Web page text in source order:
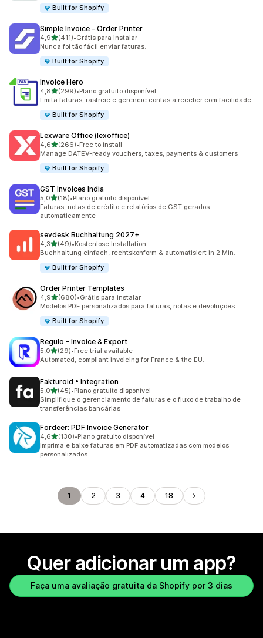
Built for Shopify
Simple Invoice ‑ Order Printer
4,9de 5 estrelas
(411)
411 avaliações ao todo
•Grátis para instalar
Nunca foi tão fácil enviar faturas.
Built for Shopify
Invoice Hero
4,8de 5 estrelas
(299)
299 avaliações ao todo
•Plano gratuito disponível
Emita faturas, rastreie e gerencie contas a receber com facilidade
Built for Shopify
Lexware Office (lexoffice)
4,6de 5 estrelas
(266)
266 avaliações ao todo
•Free to install
Manage DATEV-ready vouchers, taxes, payments & customers
Built for Shopify
GST Invoices India
5,0de 5 estrelas
(18)
18 avaliações ao todo
•Plano gratuito disponível
Faturas, notas de crédito e relatórios de GST gerados
automaticamente
sevdesk Buchhaltung 2027+
4,3de 5 estrelas
(49)
49 avaliações ao todo
•Kostenlose Installation
Buchhaltung einfach, rechtskonform & automatisiert in 2 Min.
Built for Shopify
Order Printer Templates
4,9de 5 estrelas
(680)
680 avaliações ao todo
•Grátis para instalar
Modelos PDF personalizados para faturas, notas e devoluções.
Built for Shopify
Regulo – Invoice & Export
5,0de 5 estrelas
(29)
29 avaliações ao todo
•Free trial available
Automated, compliant invoicing for France & the EU.
Fakturoid • Integration
5,0de 5 estrelas
(45)
45 avaliações ao todo
•Plano gratuito disponível
Simplifique o gerenciamento de faturas e o fluxo de trabalho de
transferências bancárias
Fordeer: PDF Invoice Generator
4,6de 5 estrelas
(130)
130 avaliações ao todo
•Plano gratuito disponível
Imprima e baixe faturas em PDF automatizadas com modelos
personalizados.
1 2 3 4 18
Quer adicionar um app?
Faça uma avaliação gratuita da Shopify por 3 dias